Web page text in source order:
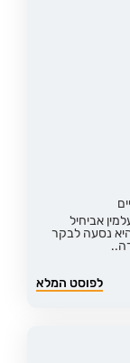
אביחיל
נסעה לבקר
לפוסט המלא